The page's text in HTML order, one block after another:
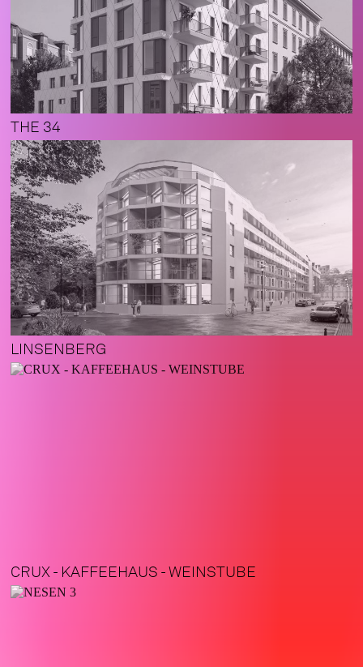
THE 34
LINSENBERG
CRUX - KAFFEEHAUS - WEINSTUBE